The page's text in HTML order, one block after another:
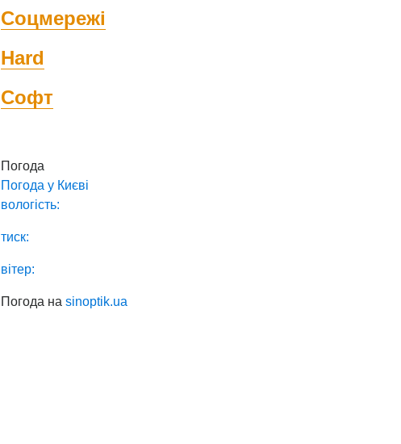
Соцмережі
Hard
Софт
Погода
Погода у Києві
вологість:
тиск:
вітер:
Погода наsinoptik.ua